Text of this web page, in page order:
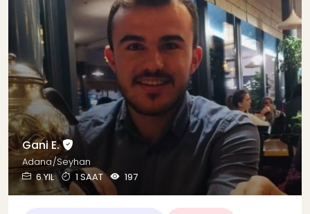
Gani E.
Adana/Seyhan
6 YIL
1 SAAT 197